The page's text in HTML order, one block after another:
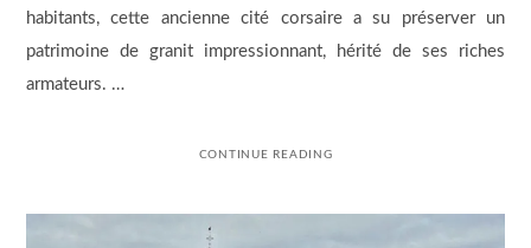
habitants, cette ancienne cité corsaire a su préserver un
patrimoine de granit impressionnant, hérité de ses riches
armateurs. …
CONTINUE READING